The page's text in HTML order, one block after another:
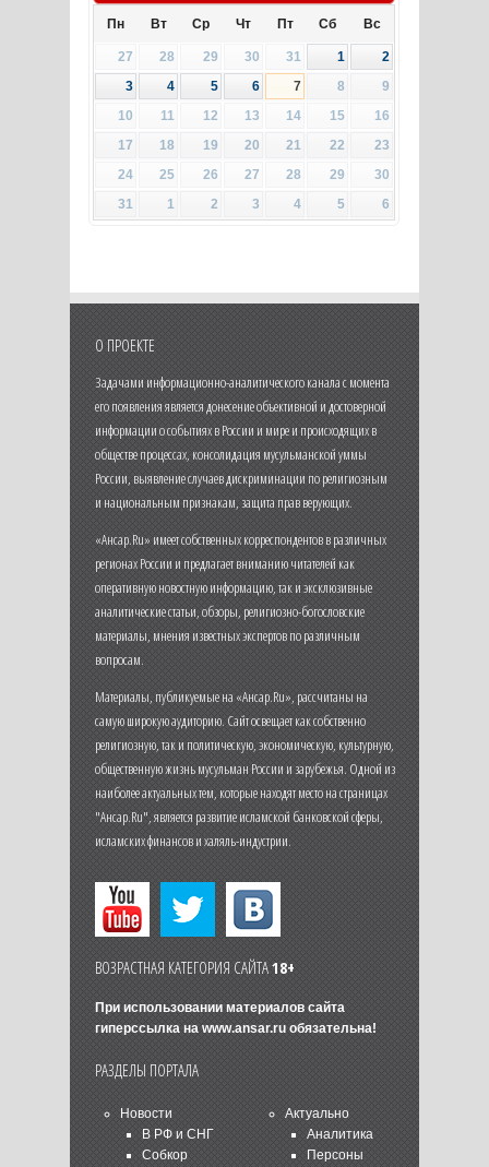
Пн Вт Ср Чт Пт Сб Вс
27 28 29 30 31 1
2
3
4 5 6 7 8
9
10
11 12 13 14 15
16
17
18 19 20 21 22
23
24
25 26 27 28 29
30
31
1 2 3 4 5 6
О ПРОЕКТЕ
Задачами информационно-аналитического канала с момента
его появления является донесение объективной и достоверной
информации о событиях в России и мире и происходящих в
обществе процессах, консолидация мусульманской уммы
России, выявление случаев дискриминации по религиозным
и национальным признакам, защита прав верующих.
«Ансар.Ru» имеет собственных корреспондентов в различных
регионах России и предлагает вниманию читателей как
оперативную новостную информацию, так и эксклюзивные
аналитические статьи, обзоры, религиозно-богословские
материалы, мнения известных экспертов по различным
вопросам.
Материалы, публикуемые на «Ансар.Ru», рассчитаны на
самую широкую аудиторию. Сайт освещает как собственно
религиозную, так и политическую, экономическую, культурную,
общественную жизнь мусульман России и зарубежья. Одной из
наиболее актуальных тем, которые находят место на страницах
"Ансар.Ru", является развитие исламской банковской сферы,
исламских финансов и халяль-индустрии.
ВОЗРАСТНАЯ КАТЕГОРИЯ САЙТА18+
При использовании материалов сайта
гиперссылка на www.ansar.ruобязательна!
РАЗДЕЛЫ ПОРТАЛА
Новости
В РФ и СНГ
Собкор
Актуально
Аналитика
Персоны